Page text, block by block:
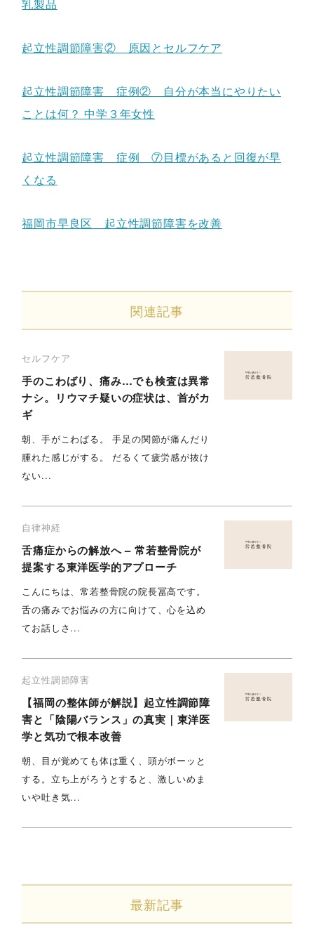
乳製品
起立性調節障害② 原因とセルフケア
起立性調節障害 症例② 自分が本当にやりたい
ことは何？ 中学３年女性
起立性調節障害 症例 ⑦目標があると回復が早
くなる
福岡市早良区 起立性調節障害を改善
関連記事
セルフケア
手のこわばり、痛み…でも検査は異常
ナシ。リウマチ疑いの症状は、首がカ
ギ
朝、手がこわばる。 手足の関節が痛んだり
腫れた感じがする。 だるくて疲労感が抜け
ない...
自律神経
舌痛症からの解放へ – 常若整骨院が
提案する東洋医学的アプローチ
こんにちは、常若整骨院の院長冨高です。
舌の痛みでお悩みの方に向けて、心を込め
てお話しさ...
起立性調節障害
【福岡の整体師が解説】起立性調節障
害と「陰陽バランス」の真実｜東洋医
学と気功で根本改善
朝、目が覚めても体は重く、頭がボーッと
する。立ち上がろうとすると、激しいめま
いや吐き気...
最新記事